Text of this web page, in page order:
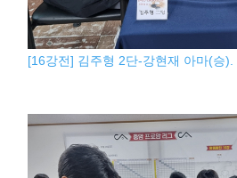
[16강전] 김주형 2단-강현재 아마(승).